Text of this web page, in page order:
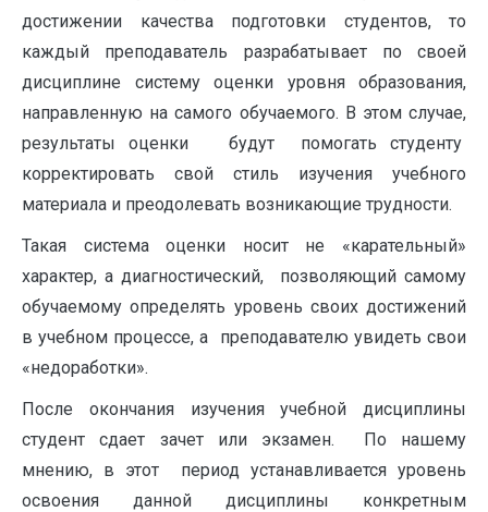
достижении качества подготовки студентов, то
каждый преподаватель раз­рабатывает по своей
дисциплине систему оценки уровня образования,
направленную на самого обучаемого. В этом случае,
результаты оценки будут помогать студенту
корректировать свой стиль изучения учебного
материала и преодолевать возникающие трудности.
Такая система оценки носит не «карательный»
характер, а диагностический, позво­ляющий самому
обучаемому определять уровень своих достижений
в учебном процессе, а преподавателю увидеть свои
«недоработки».
После окончания изучения учебной дисциплины
студент сдает зачет или экзамен. По нашему
мнению, в этот период устанавливается уровень
освоения данной дисциплины конкретным